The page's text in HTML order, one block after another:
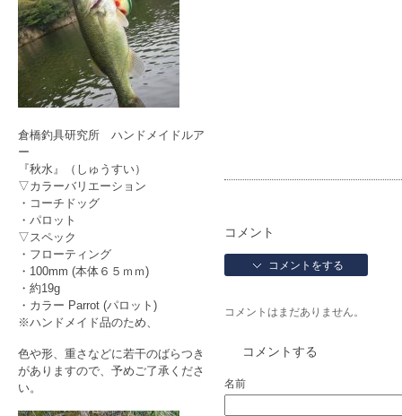
コメント
コメントをする
コメントはまだありません。
コメントする
名前
倉橋釣具研究所 ハンドメイドルア
ー
『秋水』（しゅうすい）
▽カラーバリエーション
・コーチドッグ
・パロット
▽スペック
・フローティング
・100mm (本体６５ｍｍ)
・約19g
・カラー Parrot (パロット)
※ハンドメイド品のため、
色や形、重さなどに若干のばらつき
がありますので、予めご了承くださ
い。